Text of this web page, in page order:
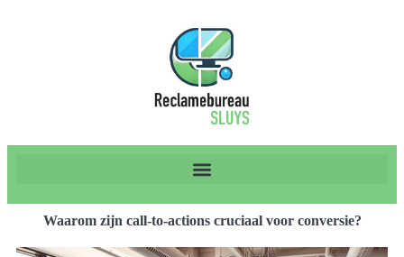
Waarom zijn call-to-actions cruciaal voor conversie?